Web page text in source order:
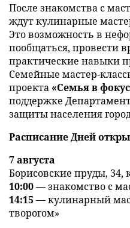
После знакомства с
ждут кулинарные
Это возможность в
пообщаться, провести
практические навыки
Семейные мастер-
проекта «Семья в
поддержке
защиты населения
Расписание Дней
7 августа
Борисовские пруды, 34,
10:00— знакомство с
14:15 — кулинарный
творогом»